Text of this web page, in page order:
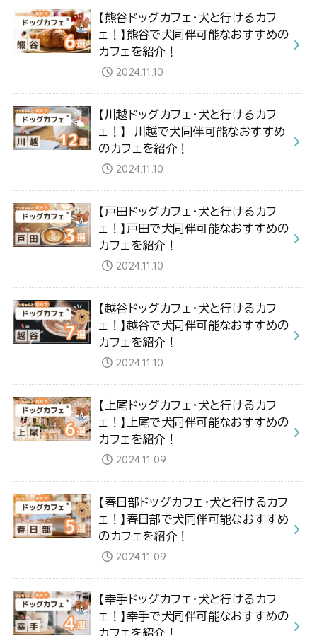
【熊谷ドッグカフェ・犬と行けるカフ
ェ！】熊谷で犬同伴可能なおすすめの
カフェを紹介！
2024.11.10
【川越ドッグカフェ・犬と行けるカフ
ェ！】 川越で犬同伴可能なおすすめ
のカフェを紹介！
2024.11.10
【戸田ドッグカフェ・犬と行けるカフ
ェ！】戸田で犬同伴可能なおすすめの
カフェを紹介！
2024.11.10
【越谷ドッグカフェ・犬と行けるカフ
ェ！】越谷で犬同伴可能なおすすめの
カフェを紹介！
2024.11.10
【上尾ドッグカフェ・犬と行けるカフ
ェ！】上尾で犬同伴可能なおすすめの
カフェを紹介！
2024.11.09
【春日部ドッグカフェ・犬と行けるカフ
ェ！】春日部で犬同伴可能なおすすめ
のカフェを紹介！
2024.11.09
【幸手ドッグカフェ・犬と行けるカフ
ェ！】幸手で犬同伴可能なおすすめの
カフェを紹介！